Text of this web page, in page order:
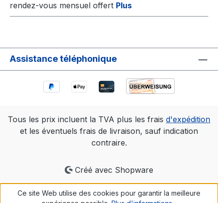
rendez-vous mensuel offert Plus
Assistance téléphonique
Tous les prix incluent la TVA plus les frais d'expédition
et les éventuels frais de livraison, sauf indication
contraire.
Créé avec Shopware
Ce site Web utilise des cookies pour garantir la meilleure